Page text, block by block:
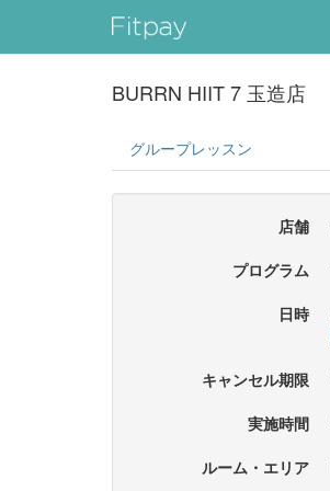
BURRN HIIT 7 玉造店
グループレッスン
店舗
プログラム
日時
キャンセル期限
実施時間
ルーム・エリア